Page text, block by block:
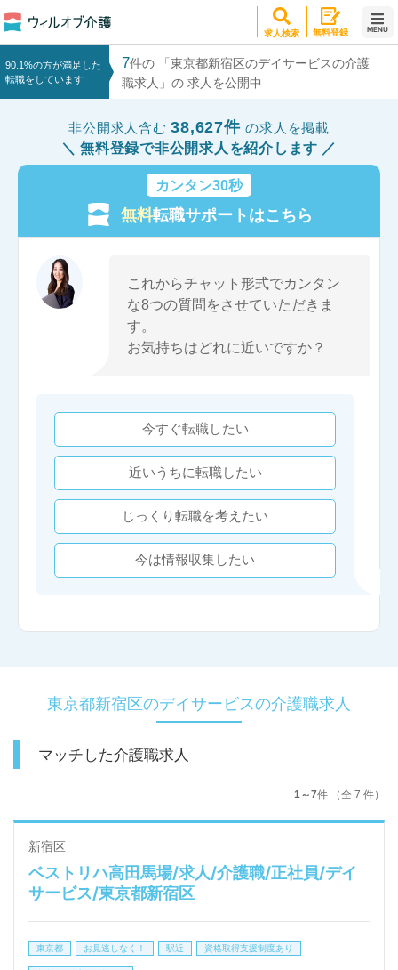
求人検索 無料登録 MENU
90.1%の方が満足した
転職をしています
7件の 「東京都新宿区のデイサービスの介護
職求人」の 求人を公開中
非公開求人含む38,627件の求人を掲載
無料登録で非公開求人を紹介します
カンタン30秒
無料転職サポートはこちら
これからチャット形式でカンタン
な8つの質問をさせていただきま
す。
お気持ちはどれに近いですか？
今すぐ転職したい
近いうちに転職したい
じっくり転職を考えたい
今は情報収集したい
東京都新宿区のデイサービスの介護職求人
マッチした介護職求人
1～7件 （全 7 件）
新宿区
ベストリハ高田馬場/求人/介護職/正社員/デイ
サービス/東京都新宿区
東京都 お見逃しなく！ 駅近 資格取得支援制度あり